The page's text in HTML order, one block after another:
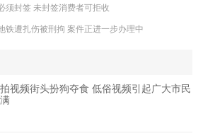
须封签 未封签消费者可拒收
铁遭扎伤被刑拘 案件正进一步办理中
视频街头扮狗夺食 低俗视频引起广大市民